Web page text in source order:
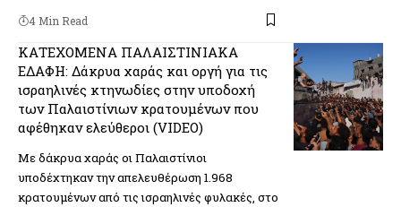
4 Min Read
ΚΑΤΕΧΟΜΕΝΑ ΠΑΛΑΙΣΤΙΝΙΑΚΑ
ΕΔΑΦΗ: Δάκρυα χαράς και οργή για τις
ισραηλινές κτηνωδίες στην υποδοχή
των Παλαιστίνιων κρατουμένων που
αφέθηκαν ελεύθεροι (VIDEO)
Με δάκρυα χαράς οι Παλαιστίνιοι
υποδέχτηκαν την απελευθέρωση 1.968
κρατουμένων από τις ισραηλινές φυλακές, στο